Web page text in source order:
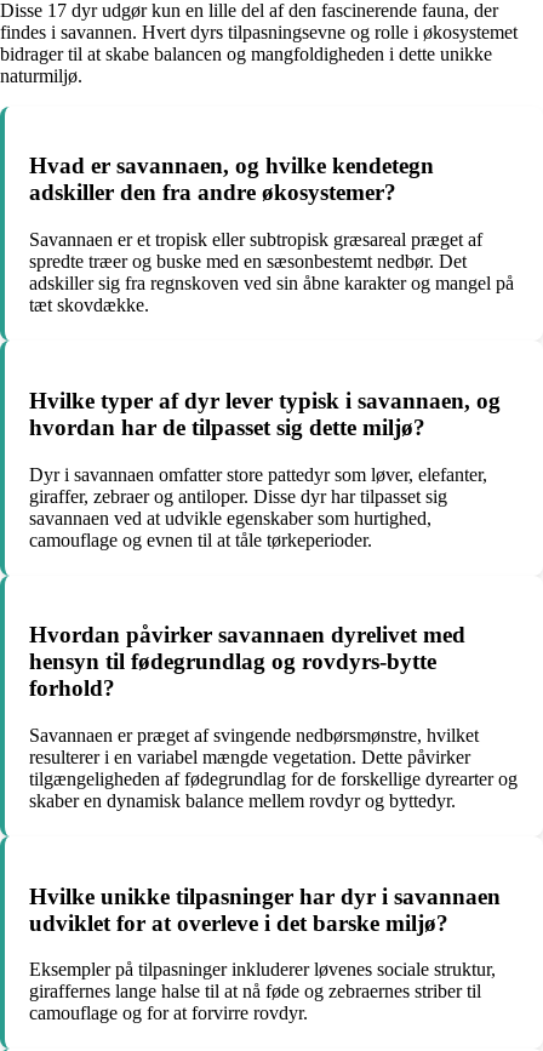
Disse 17 dyr udgør kun en lille del af den fascinerende fauna, der
findes i savannen. Hvert dyrs tilpasningsevne og rolle i økosystemet
bidrager til at skabe balancen og mangfoldigheden i dette unikke
naturmiljø.
Hvad er savannaen, og hvilke kendetegn
adskiller den fra andre økosystemer?
Savannaen er et tropisk eller subtropisk græsareal præget af
spredte træer og buske med en sæsonbestemt nedbør. Det
adskiller sig fra regnskoven ved sin åbne karakter og mangel på
tæt skovdække.
Hvilke typer af dyr lever typisk i savannaen, og
hvordan har de tilpasset sig dette miljø?
Dyr i savannaen omfatter store pattedyr som løver, elefanter,
giraffer, zebraer og antiloper. Disse dyr har tilpasset sig
savannaen ved at udvikle egenskaber som hurtighed,
camouflage og evnen til at tåle tørkeperioder.
Hvordan påvirker savannaen dyrelivet med
hensyn til fødegrundlag og rovdyrs-bytte
forhold?
Savannaen er præget af svingende nedbørsmønstre, hvilket
resulterer i en variabel mængde vegetation. Dette påvirker
tilgængeligheden af fødegrundlag for de forskellige dyrearter og
skaber en dynamisk balance mellem rovdyr og byttedyr.
Hvilke unikke tilpasninger har dyr i savannaen
udviklet for at overleve i det barske miljø?
Eksempler på tilpasninger inkluderer løvenes sociale struktur,
giraffernes lange halse til at nå føde og zebraernes striber til
camouflage og for at forvirre rovdyr.